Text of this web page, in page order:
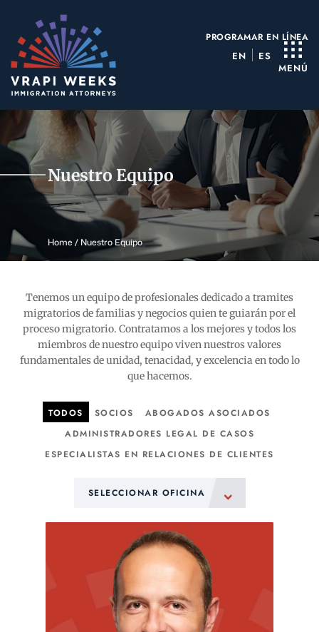
contenido
PROGRAMAR EN LÍNEA
MENÚ
EN ES
Nuestro Equipo
Home/ Nuestro Equipo
Tenemos un equipo de profesionales dedicado a tramites
migratorios de familias y negocios quiente guiarán por el
proceso migratorio. Contratamos a los mejores y todos los
miembros de nuestro equipoviven nuestros valores
fundamentales de unidad, tenacidad, y excelencia en todo lo
que hacemos.
TODOS SOCIOS
ABOGADOS ASOCIADOS
ADMINISTRADORES LEGAL DE CASOS
ESPECIALISTAS EN RELACIONES DE CLIENTES